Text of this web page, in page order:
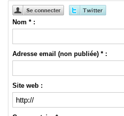
Nom * :
Adresse email (non publiée) * :
Site web :